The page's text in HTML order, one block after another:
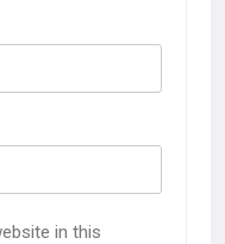
in this